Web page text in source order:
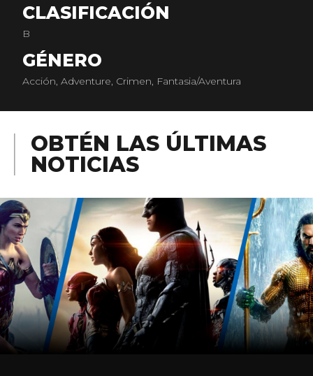
CLASIFICACIÓN
B
GÉNERO
Acción, Adventure, Crimen, Fantasia/Aventura
OBTÉN LAS ÚLTIMAS
NOTICIAS